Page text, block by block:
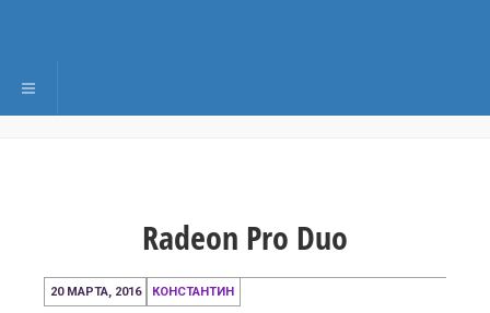
Переключить навигацию
Radeon Pro Duo
20 МАРТА, 2016
20
марта,
КОНСТАНТИН